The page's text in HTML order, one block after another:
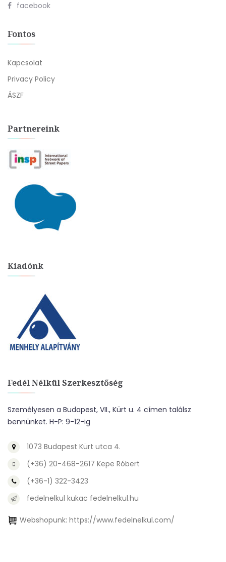
facebook
Fontos
Kapcsolat
Privacy Policy
ÁSZF
Partnereink
Kiadónk
Fedél Nélkül Szerkesztőség
Személyesen a Budapest, VII., Kürt u. 4 címen találsz
bennünket. H-P: 9-12-ig
1073 Budapest Kürt utca 4.
(+36) 20-468-2617 Kepe Róbert
(+36-1) 322-3423
fedelnelkul kukac fedelnelkul.hu
Webshopunk: https://www.fedelnelkul.com/